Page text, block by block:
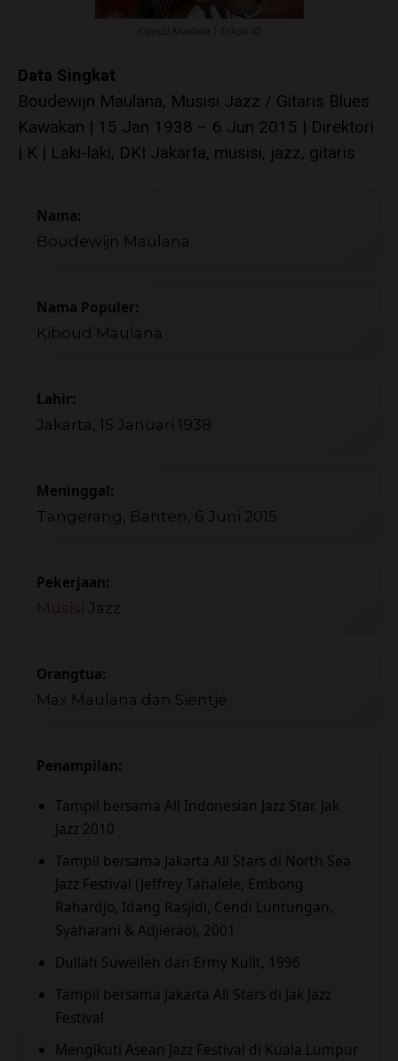
Data Singkat
Boudewijn Maulana, Musisi Jazz / Gitaris Blues
Kawakan | 15 Jan 1938 – 6 Jun 2015 | Direktori
| K | Laki-laki, DKI Jakarta, musisi, jazz, gitaris
Nama:
Boudewijn Maulana
Nama Populer:
Kiboud Maulana
Lahir:
Jakarta, 15 Januari 1938
Meninggal:
Tangerang, Banten, 6 Juni 2015
Pekerjaan:
Musisi Jazz
Orangtua:
Max Maulana dan Sientje
Penampilan:
Tampil bersama All Indonesian Jazz Star, Jak
Jazz 2010
Tampil bersama Jakarta All Stars di North Sea
Jazz Festival (Jeffrey Tahalele, Embong
Rahardjo, Idang Rasjidi, Cendi Luntungan,
Syaharani & Adjierao), 2001
Dullah Suweileh dan Ermy Kulit, 1996
Tampil bersama Jakarta All Stars di Jak Jazz
Festival
Mengikuti Asean Jazz Festival di Kuala Lumpur